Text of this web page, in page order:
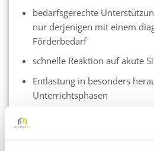
bedarfsgerechte
nur derjenigen mit einem
Förderbedarf
schnelle Reaktion auf akute
Entlastung in besonders
Unterrichtsphasen
So wird Unterstützung genau